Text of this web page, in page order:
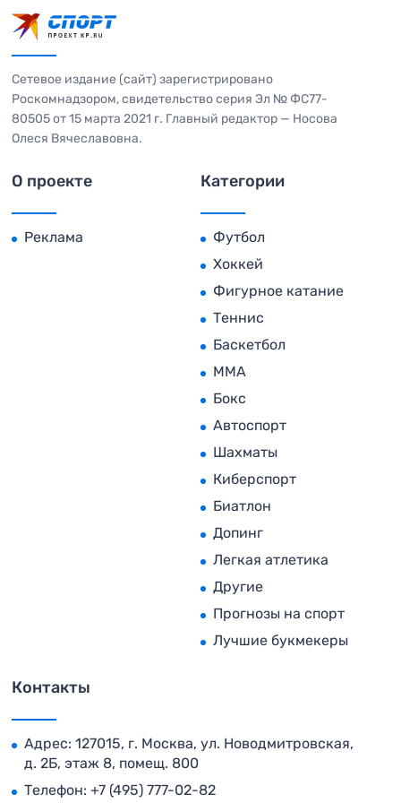
Сетевое издание (сайт) зарегистрировано
Роскомнадзором, свидетельство серия Эл № ФС77-
80505 от 15 марта 2021 г. Главный редактор — Носова
Олеся Вячеславовна.
О проекте
Реклама
Категории
Футбол
Хоккей
Фигурное катание
Теннис
Баскетбол
MMA
Бокс
Автоспорт
Шахматы
Киберспорт
Биатлон
Допинг
Легкая атлетика
Другие
Прогнозы на спорт
Лучшие букмекеры
Контакты
Адрес: 127015, г. Москва, ул. Новодмитровская,
д. 2Б, этаж 8, помещ. 800
Телефон: +7 (495) 777-02-82